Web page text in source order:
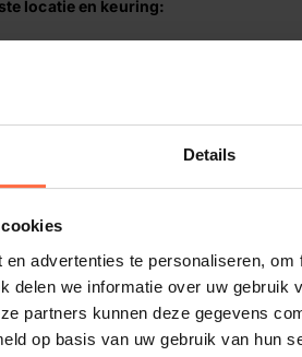
Details
advertenties te personaliseren,
delen we informatie over uw gebruik
partners kunnen deze gegevens
op basis van uw gebruik van hun
locatie en keuring: